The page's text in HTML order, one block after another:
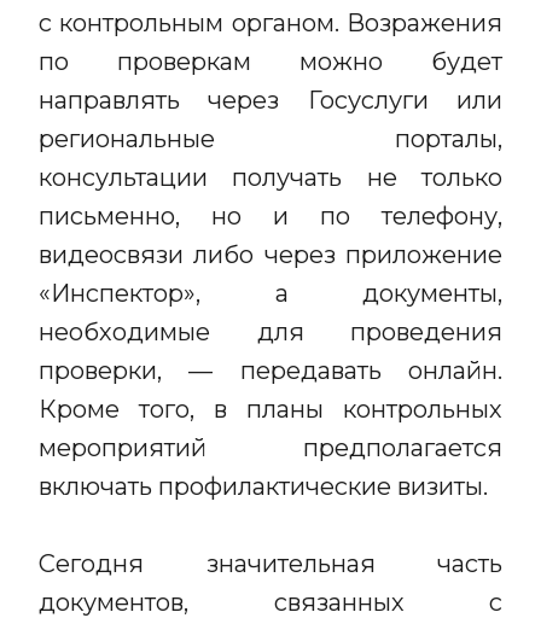
с контрольным органом. Возражения
по проверкам можно будет
направлять через Госуслуги или
региональные порталы,
консультации получать не только
письменно, но и по телефону,
видеосвязи либо через приложение
«Инспектор», а документы,
необходимые для проведения
проверки, — передавать онлайн.
Кроме того, в планы контрольных
мероприятий предполагается
включать профилактические визиты.
Сегодня значительная часть
документов, связанных с